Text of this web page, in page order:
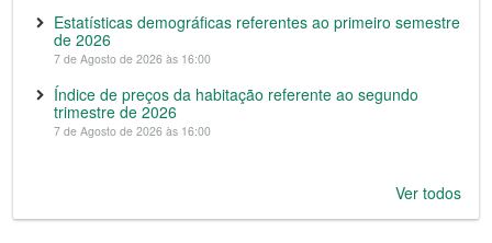
Estatísticas demográficas referentes ao primeiro semestre
de 2026
7 de Agosto de 2026 às 16:00
Índice de preços da habitação referente ao segundo
trimestre de 2026
7 de Agosto de 2026 às 16:00
Ver todos